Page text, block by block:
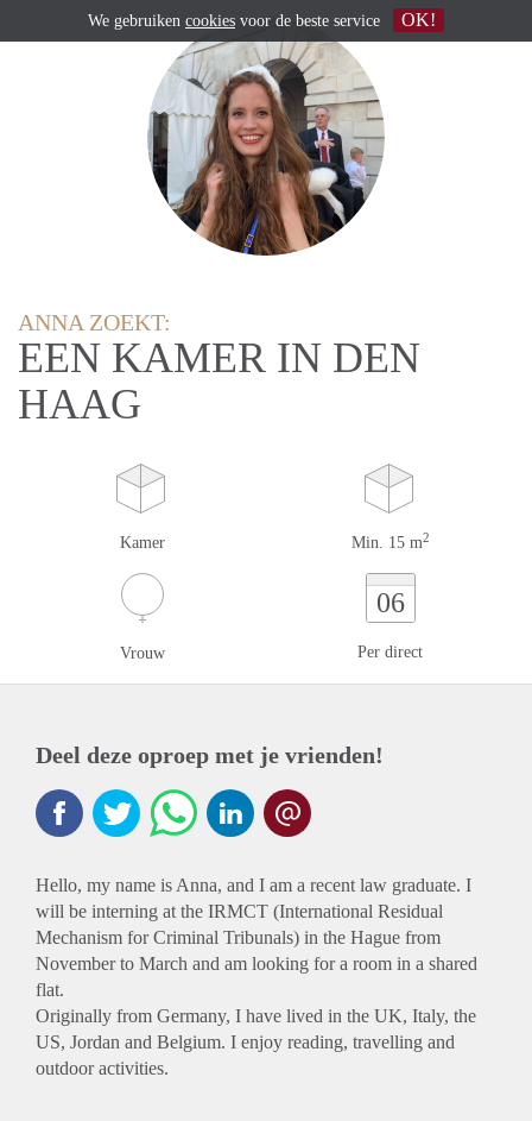
ANNA ZOEKT:
EEN KAMER IN DEN
HAAG
Kamer Min. 15 m2
Vrouw
06
Per direct
Deel deze oproep met je vrienden!
Hello, my name is Anna, and I am a recent law graduate. I
will be interning at the IRMCT (International Residual
Mechanism for Criminal Tribunals) in the Hague from
November to March and am looking for a room in a shared
flat.
Originally from Germany, I have lived in the UK, Italy, the
US, Jordan and Belgium. I enjoy reading, travelling and
outdoor activities.
We gebruiken cookies voor de beste service OK!